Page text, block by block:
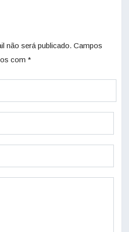
não será publicado. Campos
com *